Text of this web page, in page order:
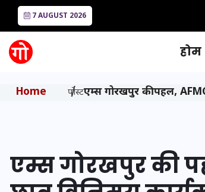
7 AUGUST 2026
होम
Home पोस्टएम्स गोरखपुर की पहल,
एम्स गोरखपुर की